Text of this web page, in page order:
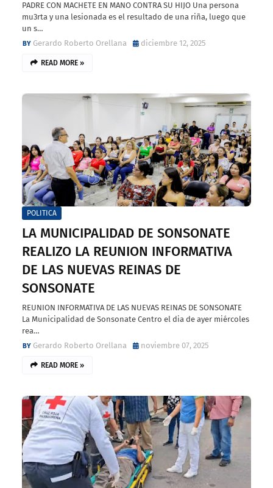
PADRE CON MACHETE EN MANO CONTRA SU HIJO Una persona
mu3rta y una lesionada es el resultado de una riña, luego que
un s…
Gerardo Roberto Orellana
diciembre 12, 2025
READ MORE »
POLITICA
LA MUNICIPALIDAD DE SONSONATE
REALIZO LA REUNION INFORMATIVA
DE LAS NUEVAS REINAS DE
SONSONATE
REUNION INFORMATIVA DE LAS NUEVAS REINAS DE SONSONATE
La Municipalidad de Sonsonate Centro el dia de ayer miércoles
rea…
Gerardo Roberto Orellana
noviembre 07, 2025
READ MORE »